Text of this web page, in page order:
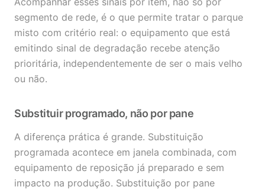
segmento de rede, é o que permite tratar o parque
misto com critério real: o equipamento que está
emitindo sinal de degradação recebe atenção
prioritária, independentemente de ser o mais velho
ou não.
Substituir programado, não por pane
A diferença prática é grande. Substituição
programada acontece em janela combinada, com
equipamento de reposição já preparado e sem
impacto na produção. Substituição por pane